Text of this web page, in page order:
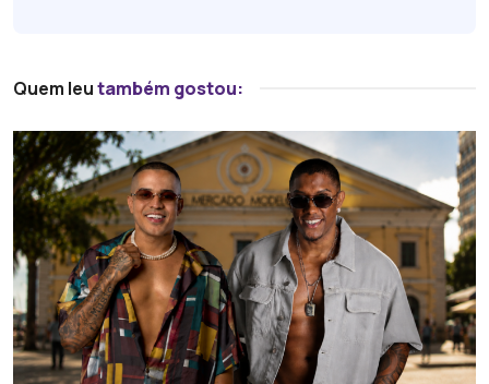
Quem leutambém gostou: